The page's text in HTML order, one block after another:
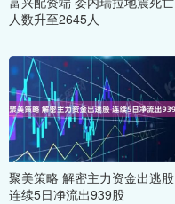
人数升至2645人
聚美策略 解密主力资金出逃股
连续5日净流出939股